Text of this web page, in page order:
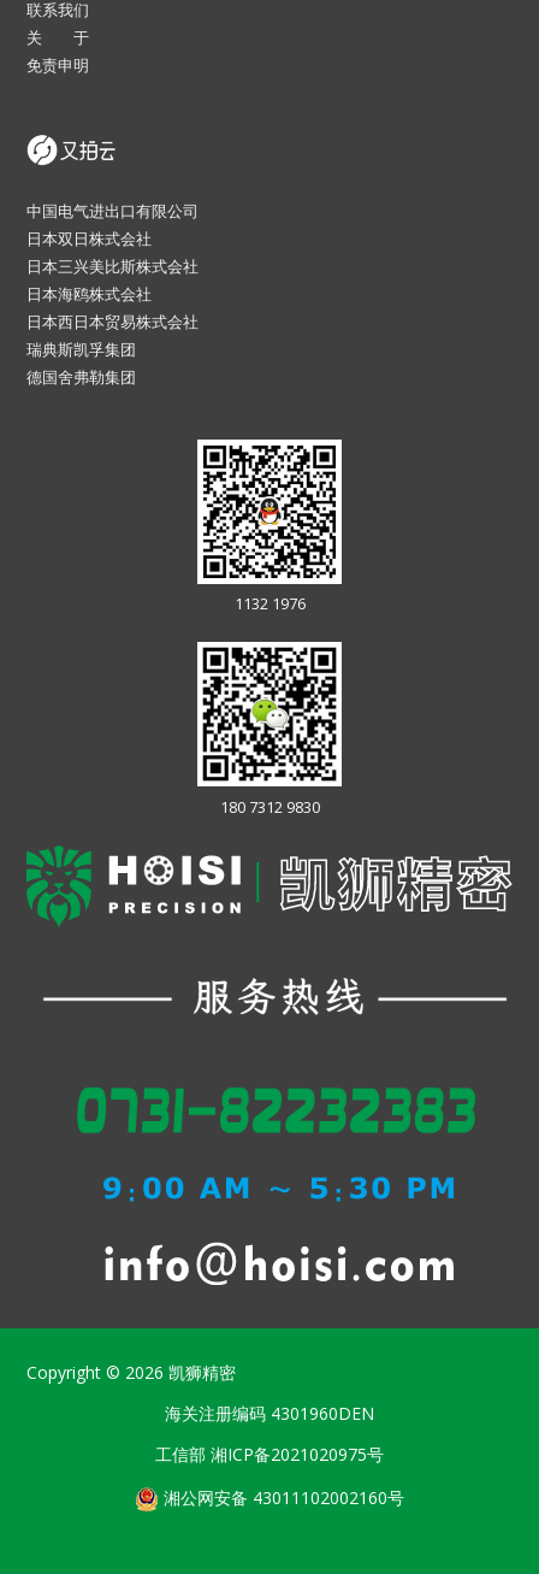
联系我们
关 于
免责申明
中国电气进出口有限公司
日本双日株式会社
日本三兴美比斯株式会社
日本海鸥株式会社
日本西日本贸易株式会社
瑞典斯凯孚集团
德国舍弗勒集团
1132 1976
180 7312 9830
Copyright © 2026凯狮精密
海关注册编码 4301960DEN
工信部 湘ICP备2021020975号
湘公网安备 43011102002160号